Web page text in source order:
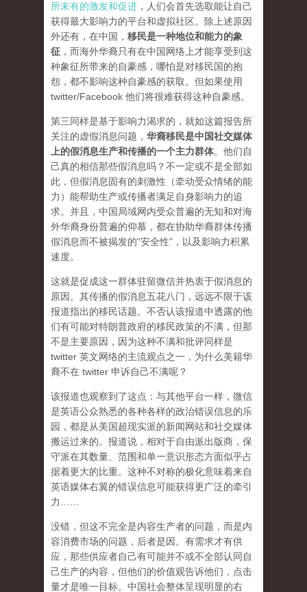
所未有的激发和促进 ，人们会首先选取能让自己
获得最大影响力的平台和虚拟社区。除上述原因
外还有，在中国， 移民是一种地位和能力的象
征 ，而海外华裔只有在中国网络上才能享受到这
种象征所带来的自豪感，哪怕是对移民国的抱
怨，都不影响这种自豪感的获取。但如果使用
twitter/Facebook 他们将很难获得这种自豪感。
第三同样是基于影响力渴求的，就如这篇报告所
关注的虚假消息问题， 华裔移民是中国社交媒体
上的假消息生产和传播的一个主力群体。他们自
己真的相信那些假消息吗？不一定或不是全部如
此，但假消息固有的刺激性（牵动受众情绪的能
力）能帮助生产或传播者满足自身影响力的追
求。并且，中国局域网内受众普遍的无知和对海
外华裔身份普遍的仰慕，都在协助华裔群体传播
假消息而不被揭发的“安全性”，以及影响力积累
速度。
这就是促成这一群体驻留微信并热衷于假消息的
原因。其传播的假消息五花八门，远远不限于该
报道指出的移民话题。不否认该报道中透露的他
们有可能对特朗普政府的移民政策的不满，但那
不是主要原因，因为这种不满和批评同样是
twitter 英文网络的主流观点之一，为什么美籍华
裔不在 twitter 申诉自己不满呢？
该报道也观察到了这点：与其他平台一样，微信
是英语公众熟悉的各种各样的政治错误信息的乐
园，都是从美国超现实派的新闻网站和社交媒体
搬运过来的。报道说，相对于自由派出版商，保
守派在其数量、范围和单一意识形态方面似乎占
据着更大的比重。这种不对称的极化意味着来自
英语媒体右翼的错误信息可能获得更广泛的牵引
力……
没错，但这不完全是内容生产者的问题，而是内
容消费市场的问题，后者是因。有需求才有供
应，那些供应者自己有可能并不或不全部认同自
己生产的内容，但他们的价值观告诉他们，点击
量才是唯一目标。中国社会整体呈现明显的右